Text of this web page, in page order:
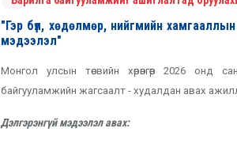
"Гэр бүл, хөдөлмөр, нийгмийн
мэдээлэл"
Монгол улсын төсвийн хөрөнгөөр 2026 онд
байгууламжийн жагсаалт - худалдан авах
Дэлгэрэнгүй мэдээлэл авах: